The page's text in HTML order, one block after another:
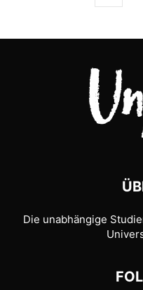
Die unabhängige